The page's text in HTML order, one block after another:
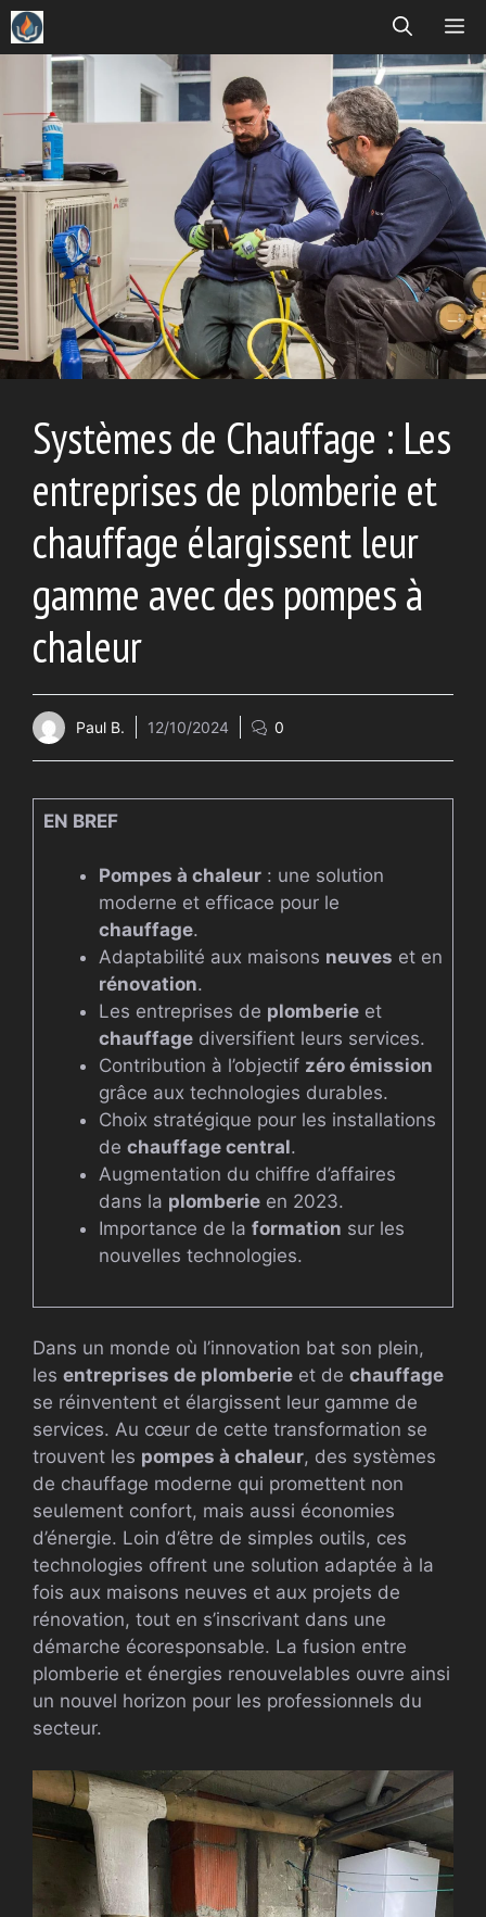
Aller
au
contenu
Systèmes de Chauffage : Les
entreprises de plomberie et
chauffage élargissent leur
gamme avec des pompes à
chaleur
Paul B. 12/10/2024 0
EN BREF
Pompes à chaleur: une solution
moderne et efficace pour le
chauffage.
Adaptabilité aux maisons neuves et en
rénovation.
Les entreprises de plomberieet
chauffagediversifient leurs services.
Contribution à l’objectif zéro émission
grâce aux technologies durables.
Choix stratégique pour les installations
de chauffage central.
Augmentation du chiffre d’affaires
dans la plomberieen 2023.
Importance de la formation sur les
nouvelles technologies.
Dans un monde où l’innovation bat son plein,
les entreprises de plomberie et de chauffage
se réinventent et élargissent leur gamme de
services. Au cœur de cette transformation se
trouvent les pompes à chaleur, des systèmes
de chauffage moderne qui promettent non
seulement confort, mais aussi économies
d’énergie. Loin d’être de simples outils, ces
technologies offrent une solution adaptée à la
fois aux maisons neuves et aux projets de
rénovation, tout en s’inscrivant dans une
démarche écoresponsable. La fusion entre
plomberie et énergies renouvelables ouvre ainsi
un nouvel horizon pour les professionnels du
secteur.